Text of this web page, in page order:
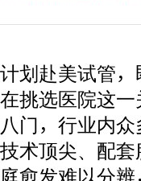
计划赴美试管
在挑选医院这
八门，行业内
技术顶尖、配
庭愈发难以分